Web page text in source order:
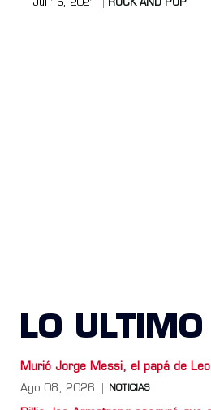
Jul 16, 2021 ROCK AND POP
LO ULTIMO
Murió Jorge Messi, el papá de Leo
Ago 08, 2026 NOTICIAS